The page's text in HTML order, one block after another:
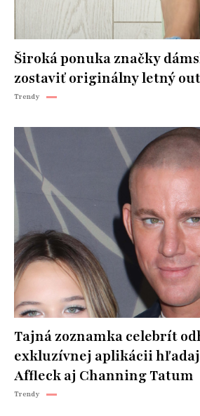
Široká ponuka značky
zostaviť originálny letný
Trendy
Tajná zoznamka celebrít
exkluzívnej aplikácii
Affleck aj Channing Tatum
Trendy